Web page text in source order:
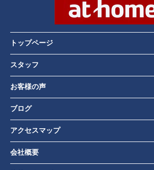
トップページ
スタッフ
お客様の声
ブログ
アクセスマップ
会社概要